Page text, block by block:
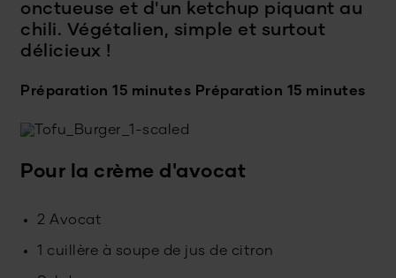
onctueuse et d'un ketchup piquant au
chili. Végétalien, simple et surtout
délicieux !
Préparation 15 minutes Préparation 15 minutes
Pour la crème d'avocat
2 Avocat
1 cuillère à soupe de jus de citron